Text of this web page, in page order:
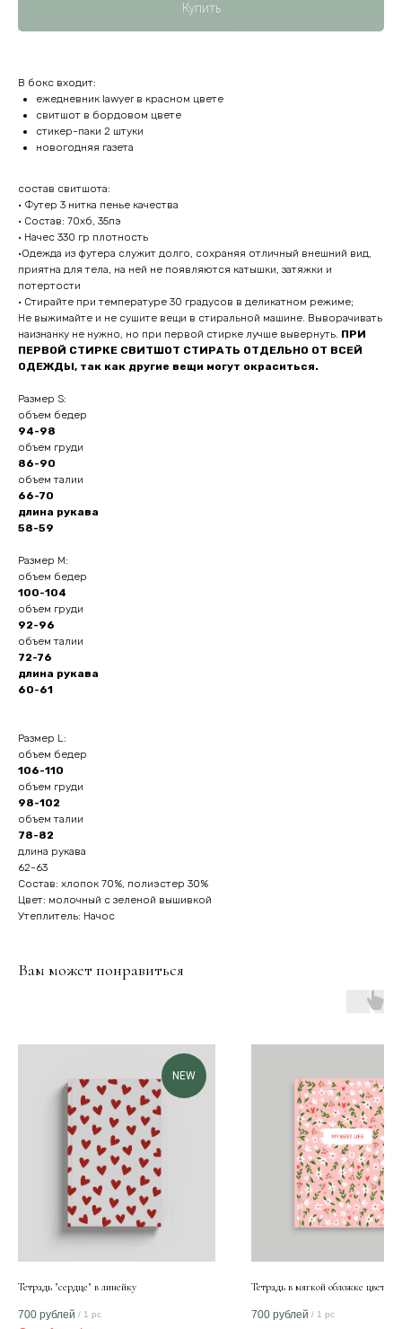
Купить
В бокс входит:
ежедневник lawyer в красном цвете
свитшот в бордовом цвете
стикер-паки 2 штуки
новогодняя газета
состав свитшота:
• Футер 3 нитка пенье качества
• Состав: 70хб, 35пэ
• Начес 330 гр плотность
•Одежда из футера служит долго, сохраняя отличный внешний вид,
приятна для тела, на ней не появляются катышки, затяжки и
потертости
• Стирайте при температуре 30 градусов в деликатном режиме;
Не выжимайте и не сушите вещи в стиральной машине. Выворачивать
наизнанку не нужно, но при первой стирке лучше вывернуть. ПРИ
ПЕРВОЙ СТИРКЕ СВИТШОТ СТИРАТЬ ОТДЕЛЬНО ОТ ВСЕЙ
ОДЕЖДЫ, так как другие вещи могут окраситься.
Размер S:
объем бедер
94-98
объем груди
86-90
объем талии
66-70
длина рукава
58-59
Размер M:
объем бедер
100-104
объем груди
92-96
объем талии
72-76
длина рукава
60-61
Размер L:
объем бедер
106-110
объем груди
98-102
объем талии
78-82
длина рукава
62-63
Состав: хлопок 70%, полиэстер 30%
Цвет: молочный с зеленой вышивкой
Утеплитель: Начос
Вам может понравиться
NEW
Тетрадь "сердце" в линейку
700 рублей / 1 pc
Тетрадь в мягкой обложке
700 рублей / 1 pc